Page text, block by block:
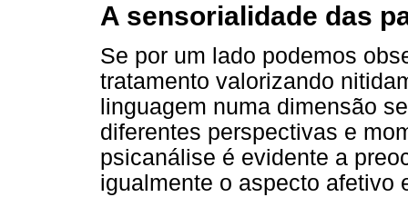
A sensorialidade das
Se por um lado podemos
tratamento valorizando
linguagem numa dimensão
diferentes perspectivas e
psicanálise é evidente a
igualmente o aspecto afetivo